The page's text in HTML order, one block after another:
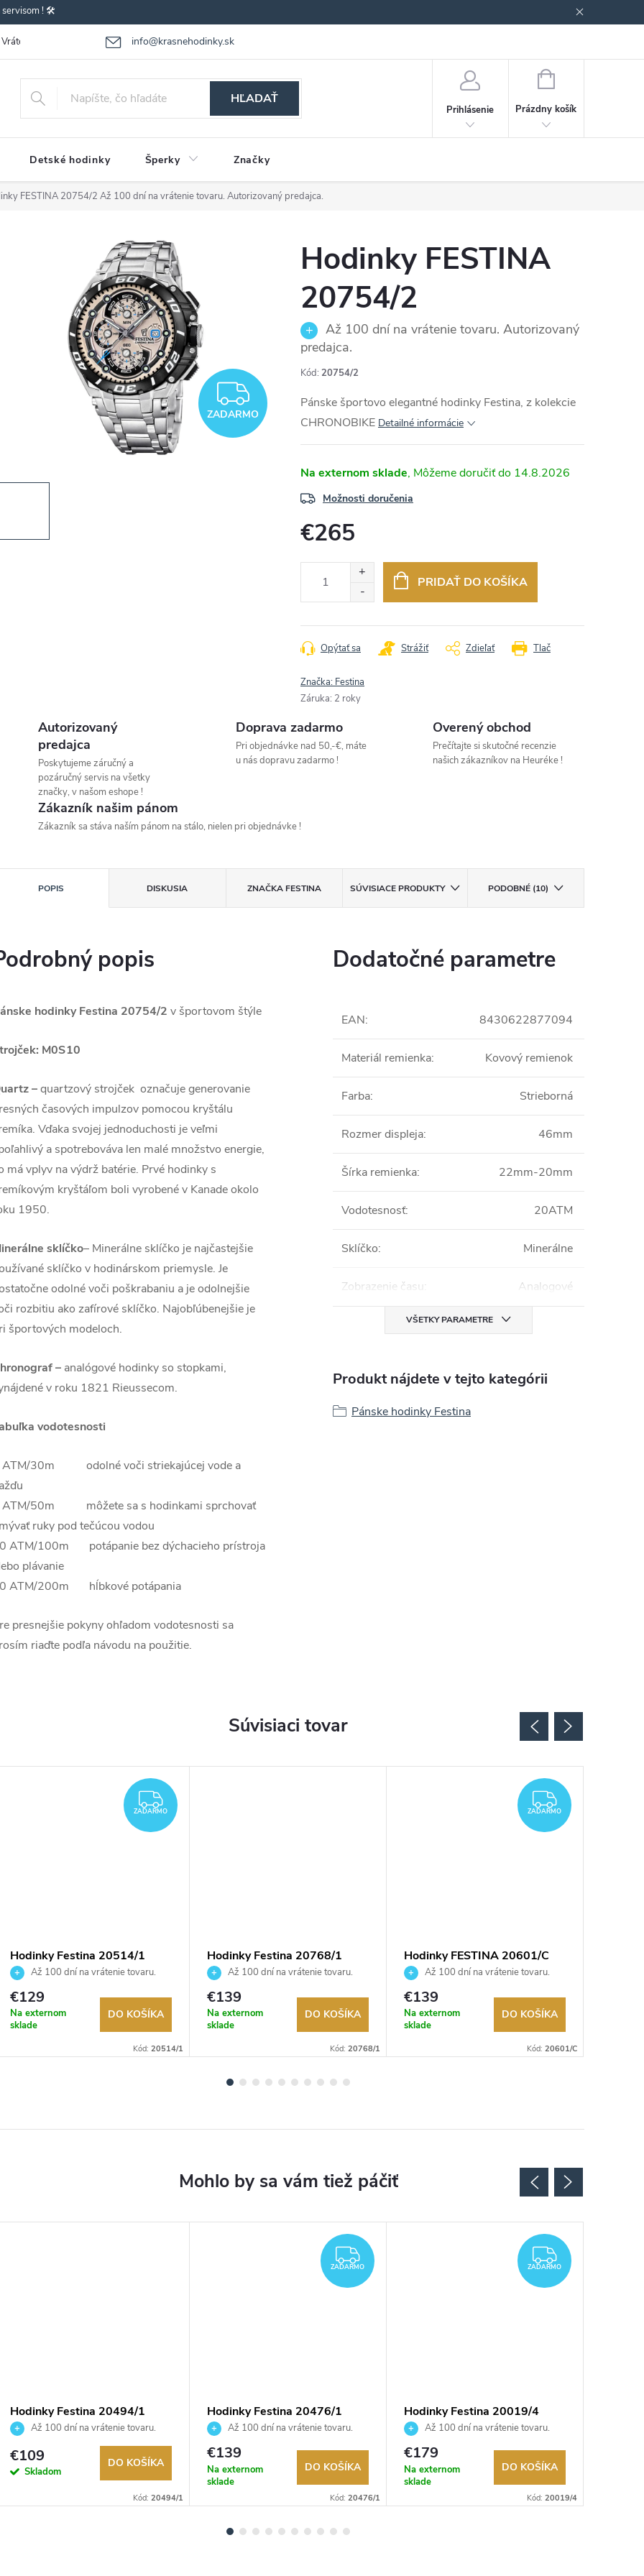
servisom ! 🛠️
info@krasnehodinky.sk
Vrátenie-výmena tovaru Reklamácia tovaru Obchodné podmienky
HĽADAŤ
Prihlásenie
NÁKUPNÝ
Prázdny košík
Detské hodinky Šperky Značky
FESTINA 20754/2 Až 100 dní na vrátenie tovaru. Autorizovaný predajca.
ZADARMO
ZADARMO
Hodinky FESTINA
20754/2
Až 100 dní na vrátenie tovaru. Autorizovaný
predajca.
Kód: 20754/2
Pánske športovo elegantné hodinky Festina, z kolekcie
CHRONOBIKE Detailné informácie
Na externom sklade 14.8.2026
Možnosti doručenia
€265
PRIDAŤ DO KOŠÍKA
Tlač
Opýtať sa Strážiť Zdieľať
Značka: Festina
Záruka: 2 roky
Autorizovaný
predajca
Poskytujeme záručný a
pozáručný servis na všetky
značky, v našom eshope !
Doprava zadarmo
Pri objednávke nad 50,-€, máte
u nás dopravu zadarmo !
Overený obchod
Prečítajte si skutočné recenzie
našich zákazníkov na Heuréke !
Zákazník našim pánom
Zákazník sa stáva naším pánom na stálo, nielen pri objednávke !
POPIS DISKUSIA ZNAČKAFESTINA SÚVISIACE PRODUKTY PODOBNÉ (10)
popis
hodinky Festina 20754/2 v športovom štýle
M0S10
–quartzový strojček označuje generovanie
časových impulzov pomocou kryštálu
Vďaka svojej jednoduchosti je veľmi
a spotrebováva len malé množstvo energie,
má vplyv na výdrž batérie. Prvé hodinky s
kryštáľom boli vyrobené v Kanade okolo
1950.
sklíčko– Minerálne sklíčko je najčastejšie
sklíčko v hodinárskom priemysle. Je
odolné voči poškrabaniu a je odolnejšie
rozbitiu ako zafírové sklíčko. Najobľúbenejšie je
športových modeloch.
– analógové hodinky so stopkami,
v roku 1821 Rieussecom.
vodotesnosti
ATM/30m odolné voči striekajúcej vode a
ATM/50m môžete sa s hodinkami sprchovať
ruky pod tečúcou vodou
ATM/100m potápanie bez dýchacieho prístroja
plávanie
ATM/200m hĺbkové potápania
presnejšie pokyny ohľadom vodotesnosti sa
riaďte podľa návodu na použitie.
Dodatočné parametre
EAN: 8430622877094
Materiál remienka: Kovový remienok
Farba: Strieborná
Rozmer displeja: 46mm
Šírka remienka: 22mm-20mm
Vodotesnosť: 20ATM
Sklíčko: Minerálne
Zobrazenie času : Analogové
VŠETKY PARAMETRE
Produkt nájdete v tejto kategórii
Pánske hodinky Festina
Súvisiaci tovar
ZADARMO
ZADARMO
Hodinky Festina 20514/1
Až 100 dní na vrátenie tovaru.
Autorizovaný predajca.
€129
Na externom
sklade
DO KOŠÍKA
Kód: 20514/1
Hodinky Festina 20768/1
Až 100 dní na vrátenie tovaru.
Autorizovaný predajca.
€139
Na externom
sklade
DO KOŠÍKA
Kód: 20768/1
ZADARMO
ZADARMO
Hodinky FESTINA 20601/C
Až 100 dní na vrátenie tovaru.
Autorizovaný predajca.
€139
Na externom
sklade
DO KOŠÍKA
Kód: 20601/C
Hodinky Festina 20494/1
Až 100 dní na vrátenie tovaru.
Autorizovaný predajca.
€109
Skladom
DO KOŠÍKA
Kód: 20494/1
ZADARMO
ZADARMO
Hodinky Festina 20476/1
Až 100 dní na vrátenie tovaru.
Autorizovaný predajca.
€139
Na externom
sklade
DO KOŠÍKA
Kód: 20476/1
ZADARMO
ZADARMO
Hodinky Festina 20019/4
Až 100 dní na vrátenie tovaru.
Autorizovaný predajca.
€179
Na externom
sklade
DO KOŠÍKA
Kód: 20019/4